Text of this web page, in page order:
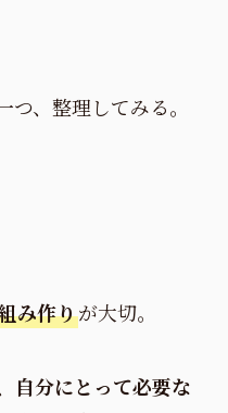
、整理してみる。
み作りが大切。
自分にとって必要な